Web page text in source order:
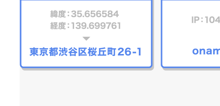
メール配信システム
ドメインプロテクション
ドメインでお小遣い稼ぎ
メンテナンスと障害情報のお知らせ
メンテナンス・障害情報